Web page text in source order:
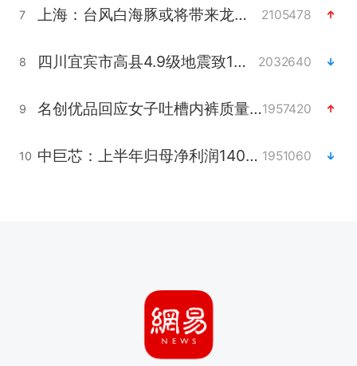
7 上海：台风白海豚或将带来龙卷风 2105478
8 四川宜宾市高县4.9级地震致1人死亡 2032640
9 名创优品回应女子吐槽内裤质量差1957420
10 中巨芯：上半年归母净利润1405.77万元 1951060